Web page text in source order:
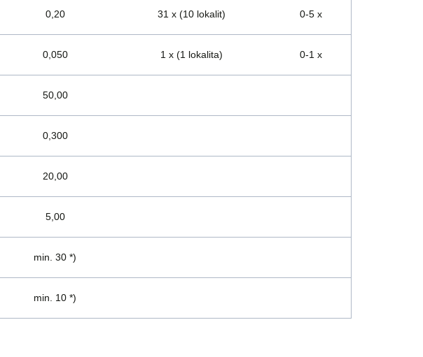
0,20 31 x (10 lokalit) 0-5 x
0,050 1 x (1 lokalita) 0-1 x
50,00
0,300
20,00
5,00
min. 30 *)
min. 10 *)